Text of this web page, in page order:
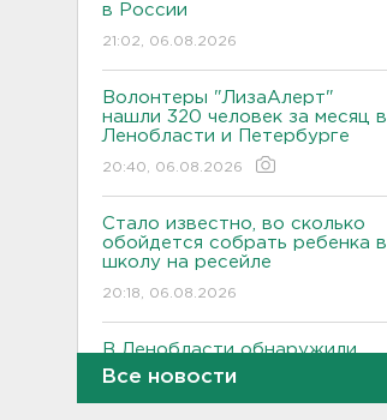
в России
21:02, 06.08.2026
Волонтеры "ЛизаАлерт"
нашли 320 человек за месяц в
Ленобласти и Петербурге
20:40, 06.08.2026
Стало известно, во сколько
обойдется собрать ребенка в
школу на ресейле
20:18, 06.08.2026
В Ленобласти обнаружили
могильник эпохи неолита
Все новости